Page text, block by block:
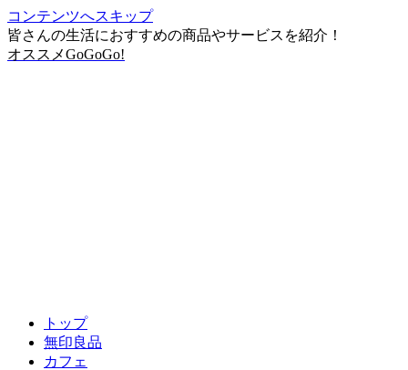
コンテンツへスキップ
皆さんの生活におすすめの商品やサービスを紹介！
オススメGoGoGo!
トップ
無印良品
カフェ